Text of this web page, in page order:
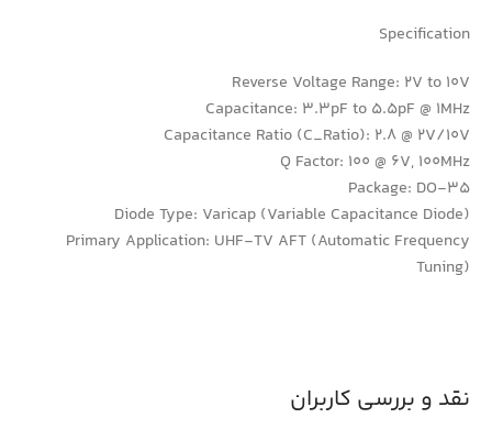
Specification
Reverse Voltage Range: 2V to 10V
Capacitance: 3.3pF to 5.5pF @ 1MHz
Capacitance Ratio (C_Ratio): 2.8 @ 2V/10V
Q Factor: 100 @ 6V, 100MHz
Package: DO-35
Diode Type: Varicap (Variable Capacitance Diode)
Primary Application: UHF-TV AFT (Automatic Frequency
Tuning)
نقد و بررسی کاربران